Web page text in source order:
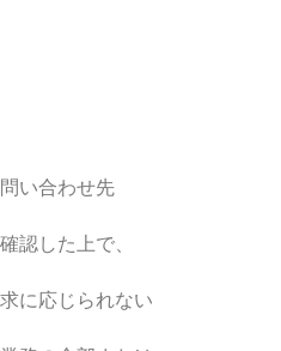
い合わせ先
した上で、
に応じられない